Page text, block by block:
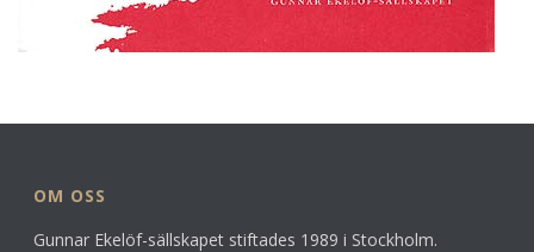
OM OSS
Gunnar Ekelöf-sällskapet stiftades 1989 i Stockholm.